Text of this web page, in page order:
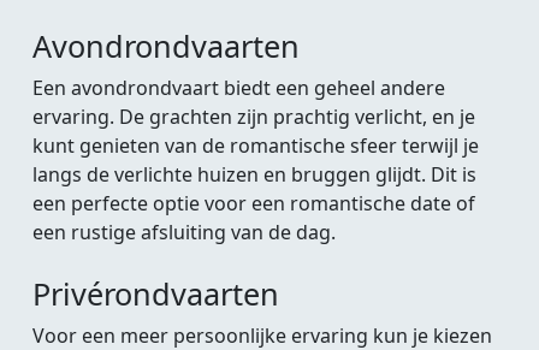
Avondrondvaarten
Een avondrondvaart biedt een geheel andere
ervaring. De grachten zijn prachtig verlicht, en je
kunt genieten van de romantische sfeer terwijl je
langs de verlichte huizen en bruggen glijdt. Dit is
een perfecte optie voor een romantische date of
een rustige afsluiting van de dag.
Privérondvaarten
Voor een meer persoonlijke ervaring kun je kiezen